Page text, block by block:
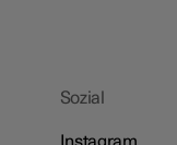
Sozial